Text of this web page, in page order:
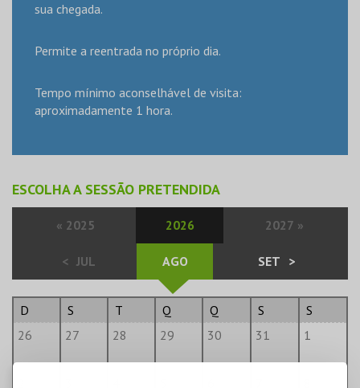
sua chegada.
Permite a reentrada no próprio dia.
Tempo mínimo aconselhável de visita:
aproximadamente 1 hora.
ESCOLHA A SESSÃO PRETENDIDA
« 2025 2026 2027 »
< JUL AGO SET >
D S T Q Q S
S
26
27 28 29 30 31 1